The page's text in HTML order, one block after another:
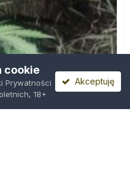
cookie
Prywatności
18+
Akceptuję